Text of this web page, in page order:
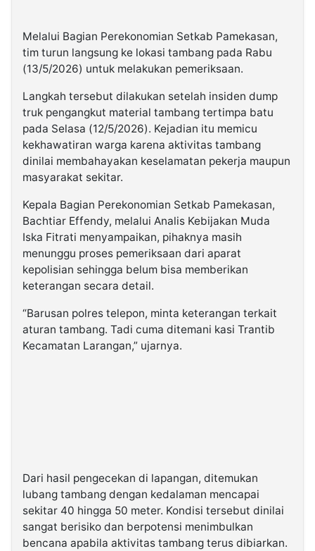
Melalui Bagian Perekonomian Setkab Pamekasan,
tim turun langsung ke lokasi tambang pada Rabu
(13/5/2026) untuk melakukan pemeriksaan.
Langkah tersebut dilakukan setelah insiden dump
truk pengangkut material tambang tertimpa batu
pada Selasa (12/5/2026). Kejadian itu memicu
kekhawatiran warga karena aktivitas tambang
dinilai membahayakan keselamatan pekerja maupun
masyarakat sekitar.
Kepala Bagian Perekonomian Setkab Pamekasan,
Bachtiar Effendy, melalui Analis Kebijakan Muda
Iska Fitrati menyampaikan, pihaknya masih
menunggu proses pemeriksaan dari aparat
kepolisian sehingga belum bisa memberikan
keterangan secara detail.
“Barusan polres telepon, minta keterangan terkait
aturan tambang. Tadi cuma ditemani kasi Trantib
Kecamatan Larangan,” ujarnya.
Dari hasil pengecekan di lapangan, ditemukan
lubang tambang dengan kedalaman mencapai
sekitar 40 hingga 50 meter. Kondisi tersebut dinilai
sangat berisiko dan berpotensi menimbulkan
bencana apabila aktivitas tambang terus dibiarkan.